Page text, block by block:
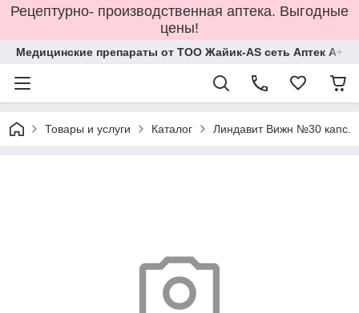
Рецептурно- производственная аптека. Выгодные
цены!
Медицинские препараты от ТОО Жайик-AS сеть Аптек А+
Товары и услуги Каталог Линдавит Вижн №30 капс.